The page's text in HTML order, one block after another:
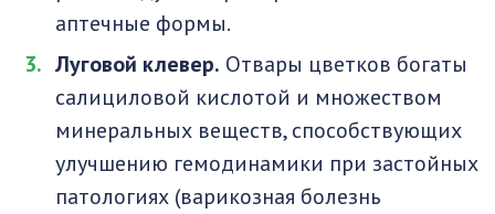
аптечные формы.
Луговой клевер. Отвары цветков богаты
салициловой кислотой и множеством
минеральных веществ, способствующих
улучшению гемодинамики при застойных
патологиях (варикозная болезнь